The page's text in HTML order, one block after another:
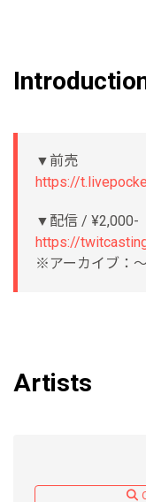
▼前売
https://
▼配信 / ¥2,000-
https://
※アーカイブ：
Artists